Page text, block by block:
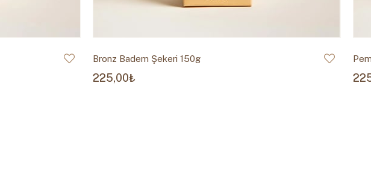
Bronz Badem Şekeri 150g
225,00₺